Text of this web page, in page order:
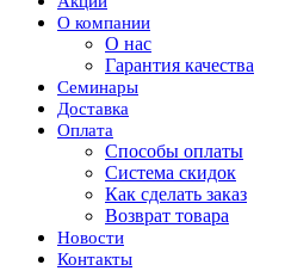
О компании
О нас
Гарантия качества
Семинары
Доставка
Оплата
Способы оплаты
Система скидок
Как сделать заказ
Возврат товара
Новости
Контакты